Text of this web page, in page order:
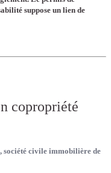
suppose un lien de
copropriété
société civile immobilière de